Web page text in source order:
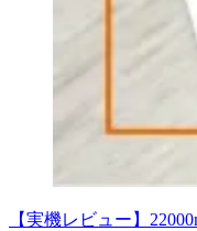
【実機レビュー】